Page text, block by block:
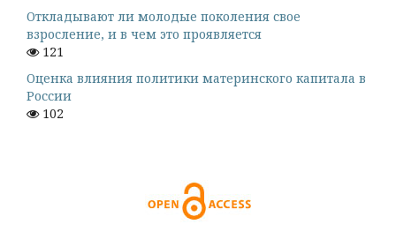
Откладывают ли молодые поколения свое
взросление, и в чем это проявляется
121
Оценка влияния политики материнского капитала в
России
102